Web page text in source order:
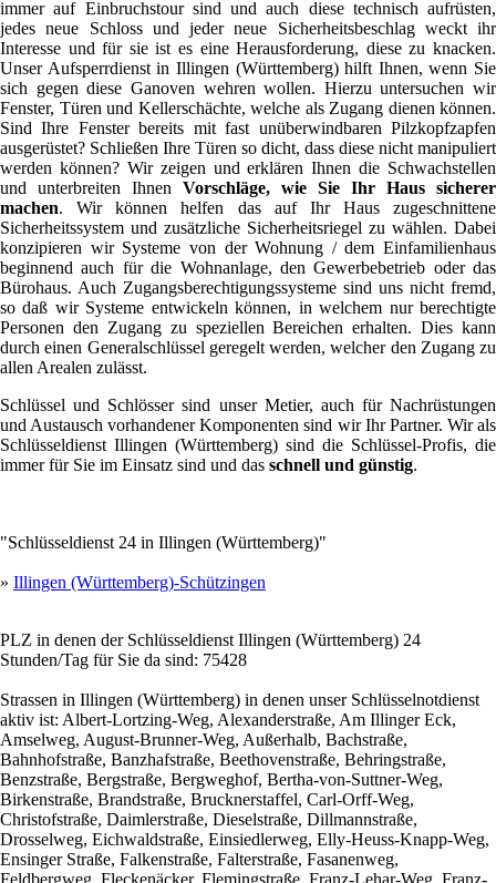
immer auf Einbruchstour sind und auch diese technisch aufrüsten,
jedes neue Schloss und jeder neue Sicherheitsbeschlag weckt ihr
Interesse und für sie ist es eine Herausforderung, diese zu knacken.
Unser Aufsperrdienst in Illingen (Württemberg) hilft Ihnen, wenn Sie
sich gegen diese Ganoven wehren wollen. Hierzu untersuchen wir
Fenster, Türen und Kellerschächte, welche als Zugang dienen können.
Sind Ihre Fenster bereits mit fast unüberwindbaren Pilzkopfzapfen
ausgerüstet? Schließen Ihre Türen so dicht, dass diese nicht manipuliert
werden können? Wir zeigen und erklären Ihnen die Schwachstellen
und unterbreiten Ihnen Vorschläge, wie Sie Ihr Haus sicherer
machen. Wir können helfen das auf Ihr Haus zugeschnittene
Sicherheitssystem und zusätzliche Sicherheitsriegel zu wählen. Dabei
konzipieren wir Systeme von der Wohnung / dem Einfamilienhaus
beginnend auch für die Wohnanlage, den Gewerbebetrieb oder das
Bürohaus. Auch Zugangsberechtigungssysteme sind uns nicht fremd,
so daß wir Systeme entwickeln können, in welchem nur berechtigte
Personen den Zugang zu speziellen Bereichen erhalten. Dies kann
durch einen Generalschlüssel geregelt werden, welcher den Zugang zu
allen Arealen zulässt.
Schlüssel und Schlösser sind unser Metier, auch für Nachrüstungen
und Austausch vorhandener Komponenten sind wir Ihr Partner. Wir als
Schlüsseldienst Illingen (Württemberg) sind die Schlüssel-Profis, die
immer für Sie im Einsatz sind und das schnell und günstig.
"Schlüsseldienst 24 in Illingen (Württemberg)"
» Illingen (Württemberg)-Schützingen
PLZ in denen der Schlüsseldienst Illingen (Württemberg) 24
Stunden/Tag für Sie da sind: 75428
Strassen in Illingen (Württemberg) in denen unser Schlüsselnotdienst
aktiv ist: Albert-Lortzing-Weg, Alexanderstraße, Am Illinger Eck,
Amselweg, August-Brunner-Weg, Außerhalb, Bachstraße,
Bahnhofstraße, Banzhafstraße, Beethovenstraße, Behringstraße,
Benzstraße, Bergstraße, Bergweghof, Bertha-von-Suttner-Weg,
Birkenstraße, Brandstraße, Brucknerstaffel, Carl-Orff-Weg,
Christofstraße, Daimlerstraße, Dieselstraße, Dillmannstraße,
Drosselweg, Eichwaldstraße, Einsiedlerweg, Elly-Heuss-Knapp-Weg,
Ensinger Straße, Falkenstraße, Falterstraße, Fasanenweg,